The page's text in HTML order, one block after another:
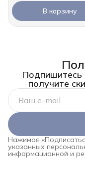
В корзину
Подпишитесь
получите
Нажимая
указанных
информационной и